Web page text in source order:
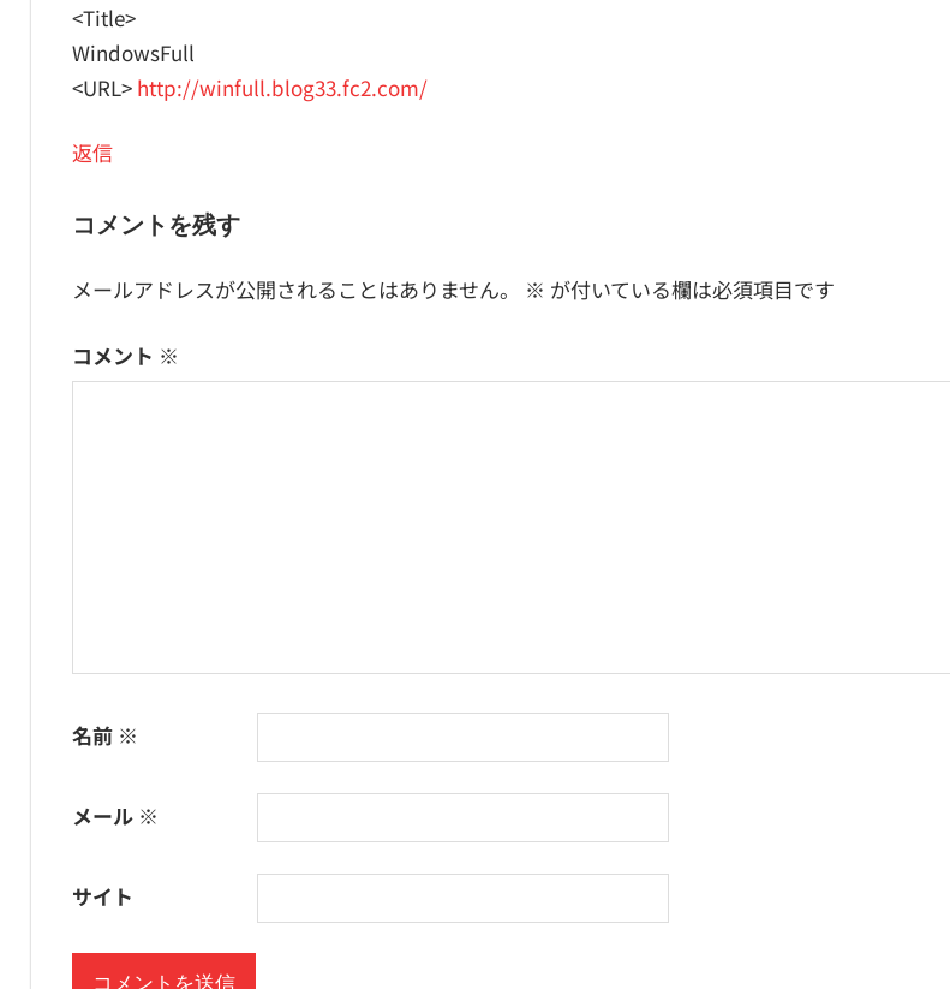
<Title>
WindowsFull
<URL> http://winfull.blog33.fc2.com/
返信
コメントを残す
メールアドレスが公開されることはありません。 ※ が付いている欄は必須項目です
コメント ※
名前 ※
メール ※
サイト